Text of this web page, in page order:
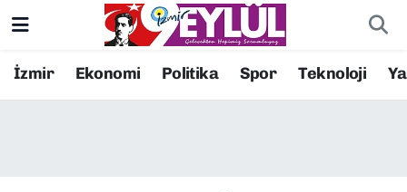
İzmir Ekonomi Politika Spor Teknoloji
Resmi İlanlar
Konak Nöbetçi Eczaneler